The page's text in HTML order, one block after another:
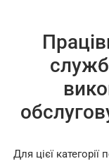
служб
Для цієї